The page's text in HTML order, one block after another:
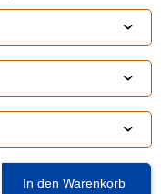
In den Warenkorb